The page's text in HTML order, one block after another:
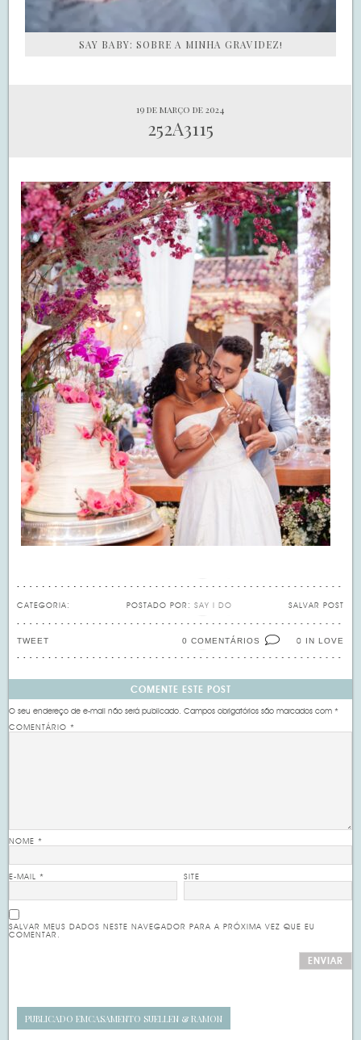
SAY BABY: SOBRE A MINHA GRAVIDEZ!
19 de março de 2024
252A3115
CATEGORIA: SALVAR POST
POSTADO POR: SAY I DO
0 IN LOVE
0 COMENTÁRIOS
TWEET
COMENTE ESTE POST
O seu endereço de e-mail não será publicado. Campos obrigatórios são marcados com*
COMENTÁRIO*
NOME*
E-MAIL* SITE
SALVAR MEUS DADOS NESTE NAVEGADOR PARA A PRÓXIMA VEZ QUE EU
COMENTAR.
PUBLICADO EMCASAMENTO SUELLEN & RAMON